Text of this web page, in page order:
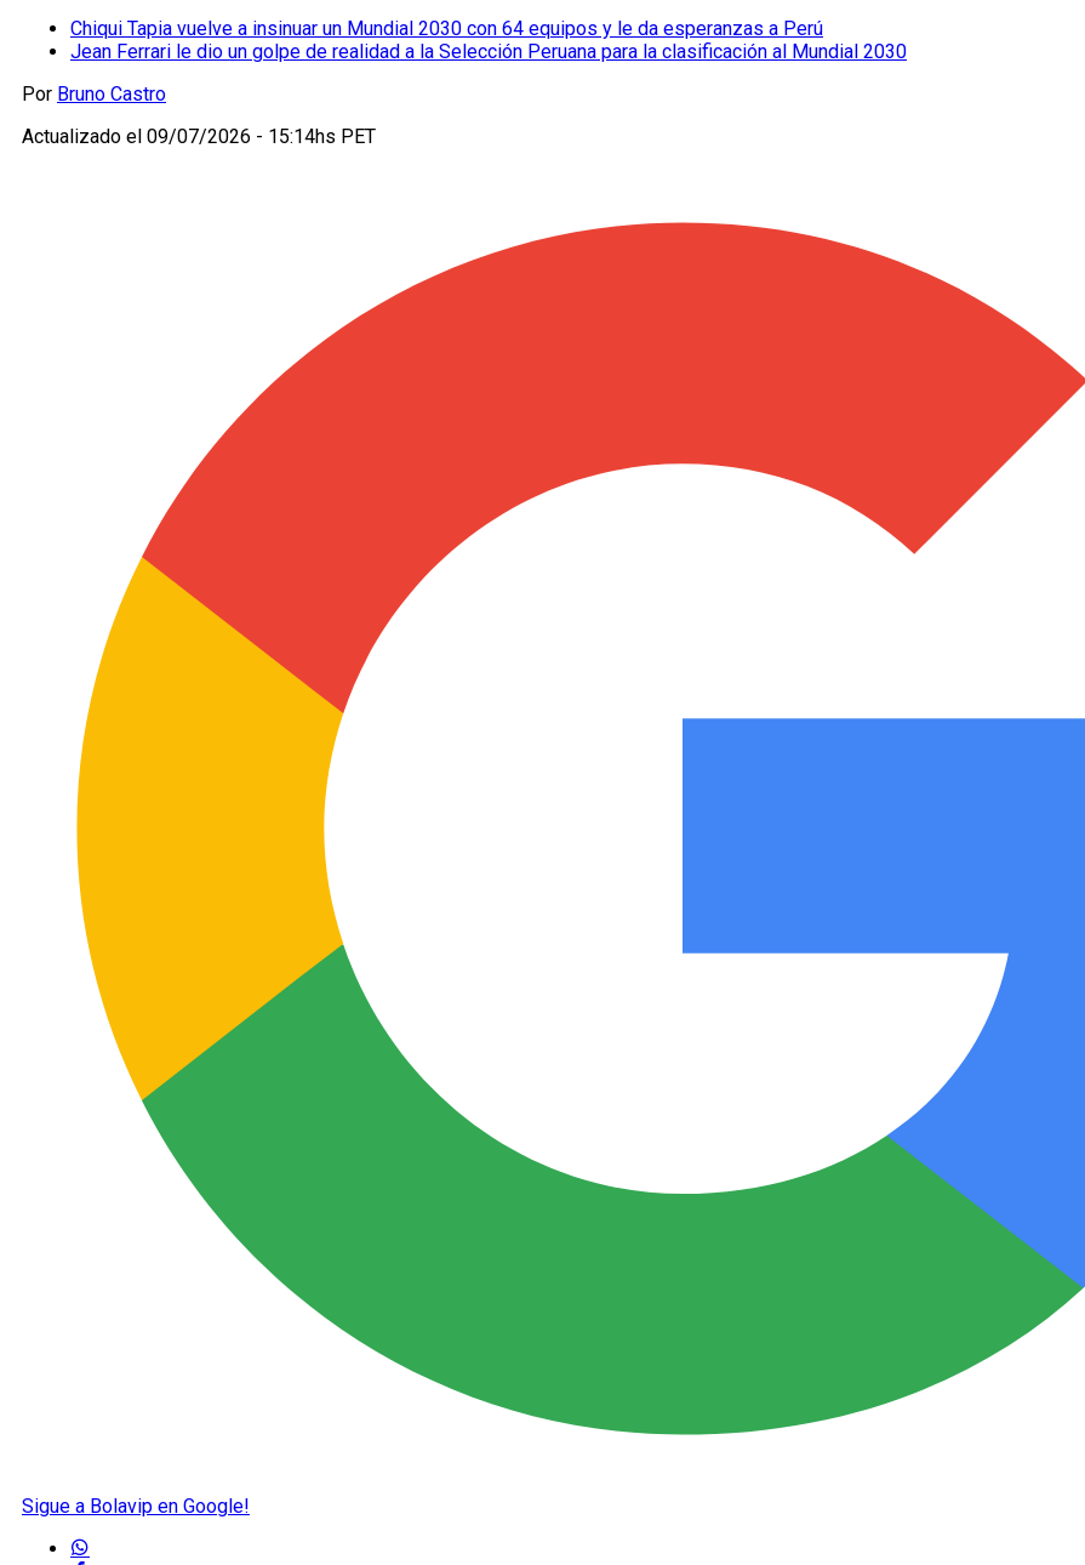
Chiqui Tapia vuelve a insinuar un Mundial 2030 con 64 equipos y le da esperanzas a Perú
Jean Ferrari le dio un golpe de realidad a la Selección Peruana para la clasificación al Mundial 2030
Por Bruno Castro
Actualizado el 09/07/2026 - 15:14hs PET
Sigue a Bolavip en Google!